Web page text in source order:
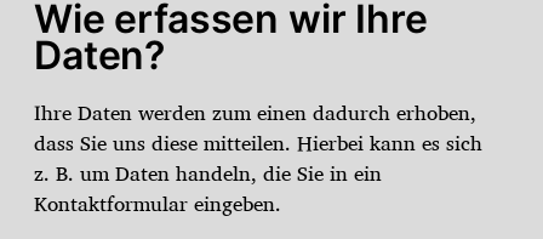
Wie erfassen wir Ihre
Daten?
Ihre Daten werden zum einen dadurch erhoben,
dass Sie uns diese mitteilen. Hierbei kann es sich
z. B. um Daten handeln, die Sie in ein
Kontaktformular eingeben.